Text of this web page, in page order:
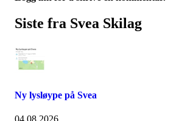
Siste fra Svea Skilag
Ny lysløype på Svea